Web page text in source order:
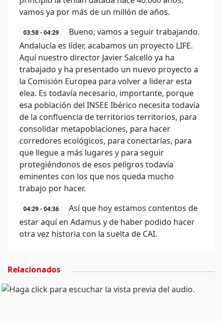
vamos ya por más de un millón de años.
03:58 - 04:29
Bueno, vamos a seguir trabajando.
Andalucía es líder, acabamos un proyecto LIFE.
Aquí nuestro director Javier Salcello ya ha
trabajado y ha presentado un nuevo proyecto a
la Comisión Europea para volver a liderar esta
elea. Es todavía necesario, importante, porque
esa población del INSEE Ibérico necesita todavía
de la confluencia de territorios territorios, para
consolidar metapoblaciones, para hacer
corredores ecológicos, para conectarlas, para
que llegue a más lugares y para seguir
protegiéndonos de esos peligros todavía
eminentes con los que nos queda mucho
trabajo por hacer.
04:29 - 04:36
Así que hoy estamos contentos de
estar aquí en Adamus y de haber podido hacer
otra vez historia con la suelta de CAI.
Relacionados